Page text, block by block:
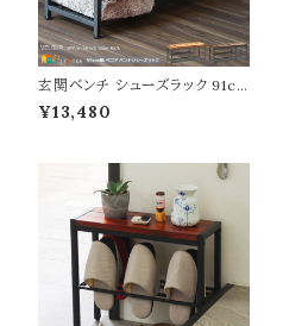
玄関ベンチ シューズラック 91c
m幅 ダークブラウン ライトブラウ
ン 靴収納ラック 玄関収納 玄関
北欧 モダン スタイリッシュ ベロ
ア シューズ収納棚 玄関のベンチ
収納ラック 靴ラック ベンチ 椅子
背もたれ無しチェア
¥13,480